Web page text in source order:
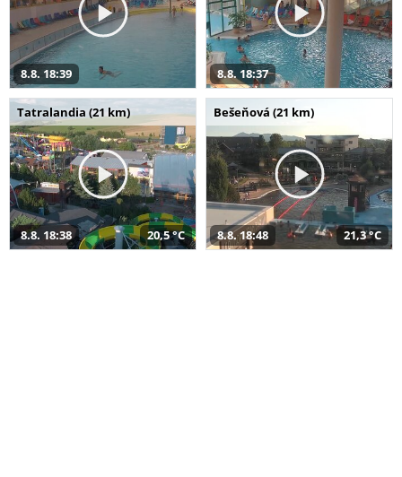
8.8. 18:39 8.8. 18:37
Tatralandia (21 km)
8.8. 18:38 20,5 °C
Bešeňová (21 km)
8.8. 18:48 21,3 °C